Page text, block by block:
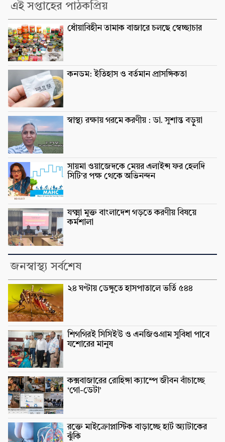
এই সপ্তাহের পাঠকপ্রিয়
ধোঁয়াবিহীন তামাক বাজারে চলছে স্বেচ্ছাচার
কনডম: ইতিহাস ও বর্তমান প্রাসঙ্গিকতা
স্বাস্থ্য রক্ষায় গরমে করণীয় : ডা. সুশান্ত বড়ুুয়া
সায়মা ওয়াজেদকে মেয়র এলাইন্স ফর হেলদি
সিটি’র পক্ষ থেকে অভিনন্দন
যক্ষ্মা মুক্ত বাংলাদেশ গড়তে করণীয় বিষয়ে
কর্মশালা
জনস্বাস্থ্য সর্বশেষ
২৪ ঘণ্টায় ডেঙ্গুতে হাসপাতালে ভর্তি ৫৪৪
শিগগিরই সিসিইউ ও এনজিওগ্রাম সুবিধা পাবে
যশোরের মানুষ
কক্সবাজারের রোহিঙ্গা ক্যাম্পে জীবন বাঁচাচ্ছে
‘গো-ডেটা’
রক্তে মাইক্রোপ্লাস্টিক বাড়াচ্ছে হার্ট অ্যাটাকের
ঝুঁকি